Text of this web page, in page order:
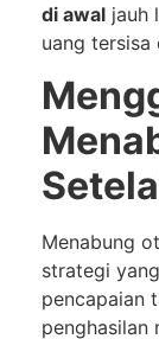
di awal jauh
uang tersisa
Menabung
strategi
pencapaian
penghasilan